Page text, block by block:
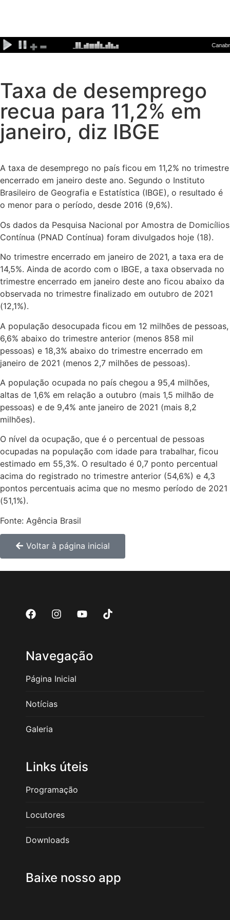
Taxa de desemprego
recua para 11,2% em
janeiro, diz IBGE
A taxa de desemprego no país ficou em 11,2% no trimestre
encerrado em janeiro deste ano. Segundo o Instituto
Brasileiro de Geografia e Estatística (IBGE), o resultado é
o menor para o período, desde 2016 (9,6%).
Os dados da Pesquisa Nacional por Amostra de Domicílios
Contínua (PNAD Contínua) foram divulgados hoje (18).
No trimestre encerrado em janeiro de 2021, a taxa era de
14,5%. Ainda de acordo com o IBGE, a taxa observada no
trimestre encerrado em janeiro deste ano ficou abaixo da
observada no trimestre finalizado em outubro de 2021
(12,1%).
A população desocupada ficou em 12 milhões de pessoas,
6,6% abaixo do trimestre anterior (menos 858 mil
pessoas) e 18,3% abaixo do trimestre encerrado em
janeiro de 2021 (menos 2,7 milhões de pessoas).
A população ocupada no país chegou a 95,4 milhões,
altas de 1,6% em relação a outubro (mais 1,5 milhão de
pessoas) e de 9,4% ante janeiro de 2021 (mais 8,2
milhões).
O nível da ocupação, que é o percentual de pessoas
ocupadas na população com idade para trabalhar, ficou
estimado em 55,3%. O resultado é 0,7 ponto percentual
acima do registrado no trimestre anterior (54,6%) e 4,3
pontos percentuais acima que no mesmo período de 2021
(51,1%).
Fonte: Agência Brasil
Voltar à página inicial
Navegação
Página Inicial
Notícias
Galeria
Links úteis
Programação
Locutores
Downloads
Baixe nosso app